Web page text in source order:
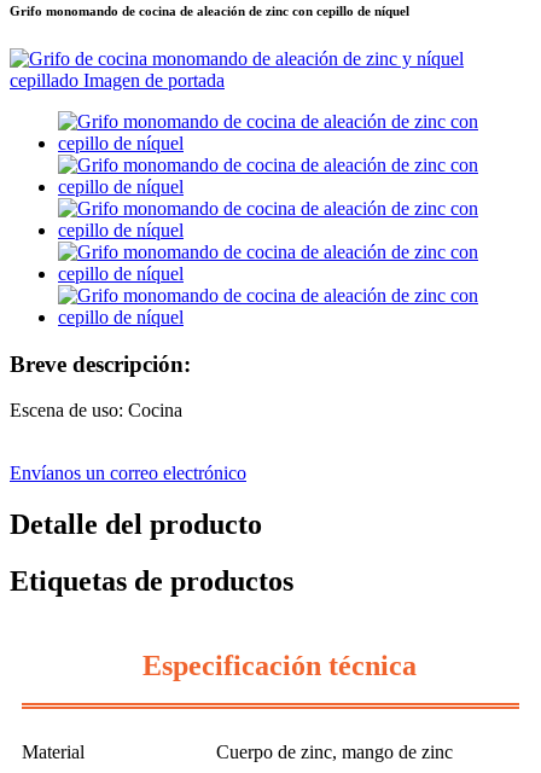
Grifo monomando de cocina de aleación de zinc con cepillo de níquel
Breve descripción:
Escena de uso: Cocina
Envíanos un correo electrónico
Detalle del producto
Etiquetas de productos
Especificación técnica
Material
Cuerpo de zinc, mango de zinc